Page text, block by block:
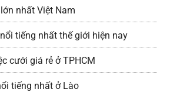
nhất Việt Nam
tiếng nhất thế giới hiện nay
cưới giá rẻ ở TPHCM
tiếng nhất ở Lào